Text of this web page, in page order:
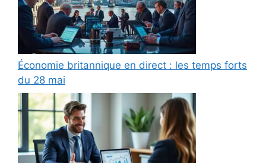
Économie britannique en direct : les temps forts
du 28 mai